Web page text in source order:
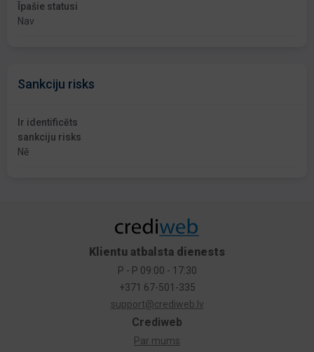
Īpašie statusi
Nav
Sankciju risks
Ir identificēts
sankciju risks
Nē
Crediweb
Par mums
Klientu atbalsta dienests
P - P 09:00 - 17:30
+371 67-501-335
support@crediweb.lv